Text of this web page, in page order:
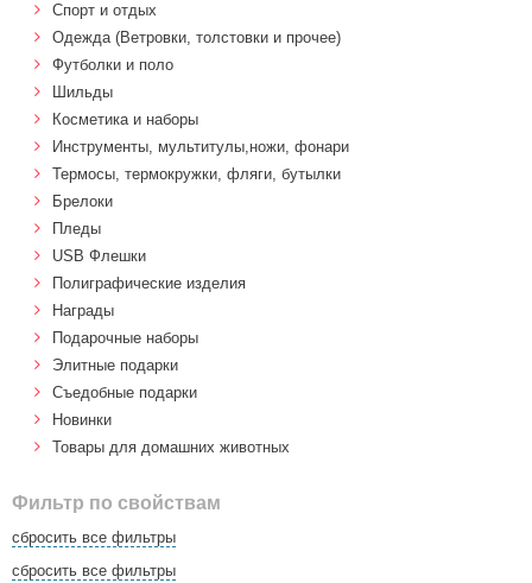
Спорт и отдых
Одежда (Ветровки, толстовки и прочее)
Футболки и поло
Шильды
Косметика и наборы
Инструменты, мультитулы,ножи, фонари
Термосы, термокружки, фляги, бутылки
Брелоки
Пледы
USB Флешки
Полиграфические изделия
Награды
Подарочные наборы
Элитные подарки
Cъедобные подарки
Новинки
Товары для домашних животных
Фильтр по свойствам
сбросить все фильтры
сбросить все фильтры